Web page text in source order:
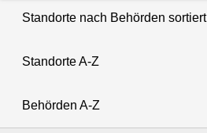
Standorte nach Behörden sortiert
Standorte A-Z
Behörden A-Z